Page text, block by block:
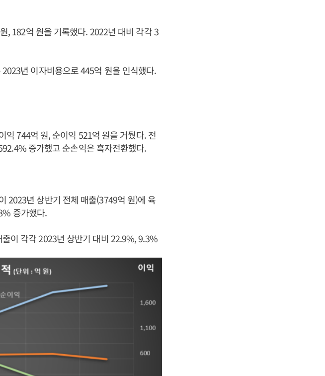
, 182억 원을 기록했다. 2022년 대비 각각 3
년 이자비용으로 445억 원을 인식했다.
익 744억 원, 순이익 521억 원을 거뒀다. 전
증가했고 순손익은 흑자전환했다.
2023년 상반기 전체 매출(3749억 원)에 육
증가했다.
이 각각 2023년 상반기 대비 22.9%, 9.3%